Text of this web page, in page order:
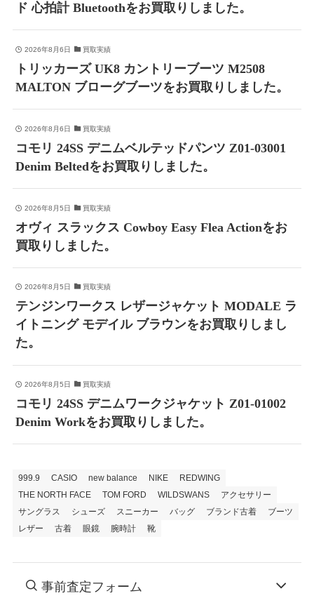
ド 心拍計 Bluetoothをお買取りしました。
2026年8月6日 買取実績
トリッカーズ UK8 カントリーブーツ M2508
MALTON ブローグブーツをお買取りしました。
2026年8月6日 買取実績
コモリ 24SS デニムベルテッドパンツ Z01-03001
Denim Beltedをお買取りしました。
2026年8月5日 買取実績
オヴィ スラックス Cowboy Easy Flea Actionをお
買取りしました。
2026年8月5日 買取実績
テンジンワークス レザージャケット MODALE ラ
イトニング モデイル ブラウンをお買取りしまし
た。
2026年8月5日 買取実績
コモリ 24SS デニムワークジャケット Z01-01002
Denim Workをお買取りしました。
999.9 CASIO new balance NIKE
REDWING
THE NORTH FACE
TOM FORD WILDSWANS
アクセサリー
サングラス
シューズ スニーカー バッグ ブランド古着
ブーツ
レザー
古着 眼鏡 腕時計 靴
事前査定フォーム